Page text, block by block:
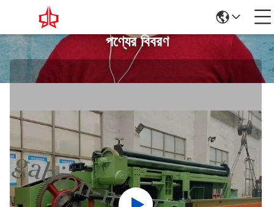
পণ্যের বিবরণ